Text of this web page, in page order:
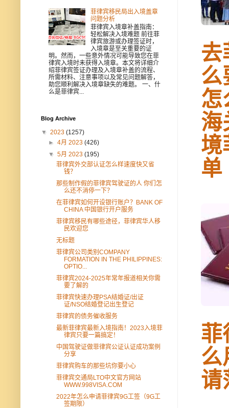
去
么
怎
海
境
单
菲
么
请
菲律宾移民局出入境盖章
问题分析
菲律宾入境章补盖指南：
轻松解决入境难题 前往菲
律宾旅游或办理签证时，
入境章是至关重要的证
明。然而，一些意外情况可能导致您在菲
律宾入境时未获得入境章。本文将详细介
绍菲律宾签证办理及入境章补盖的流程、
所需材料、注意事项以及常见问题解答，
助您顺利解决入境章缺失的难题。 一、什
么是菲律宾...
Blog Archive
▼ 2023 (1257)
►4月 2023(426)
▼5月 2023(195)
菲律宾外交部认证怎么样速度快又省
钱？
那些制作假的菲律宾驾驶证的人 你们怎
么还不消停一下？
在菲律宾如何开设银行账户？BANK OF
CHINA 中国银行开户服务
菲律宾移民有哪些途径，菲律宾华人移
民欢迎您
无标题
菲律宾公司类别COMPANY
FORMATION IN THE PHILIPPINES:
OPTIO...
菲律宾2024-2025年常年报道相关你需
要了解的
菲律宾快速办理PSA结婚证/出证
证/NSO结婚登记出生登记
菲律宾的债务催收服务
最新菲律宾最新入境指南！2023入境菲
律宾只要一篇搞定！
中国驾驶证做菲律宾公证认证成功案例
分享
菲律宾购车的那些坑你要小心
菲律宾交通局LTO中文官方网站
WWW.998VISA.COM
2022年怎么申请菲律宾9G工签（9G工
签期限）